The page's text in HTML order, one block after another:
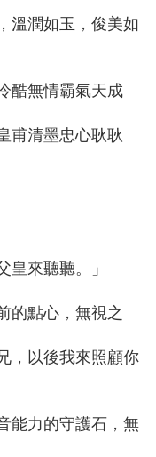
潤如玉，俊美如
酷無情霸氣天成
清墨忠心耿耿
皇來聽聽。」
的點心，無視之
，以後我來照顧你
能力的守護石，無